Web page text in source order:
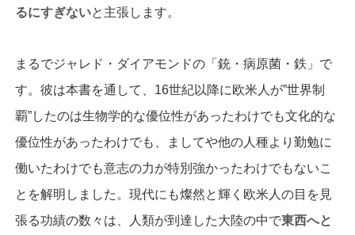
るにすぎないと主張します。
まるでジャレド・ダイアモンドの「銃・病原菌・鉄」で
す。彼は本書を通して、16世紀以降に欧米人が”世界制
覇”したのは生物学的な優位性があったわけでも文化的な
優位性があったわけでも、ましてや他の人種より勤勉に
働いたわけでも意志の力が特別強かったわけでもないこ
とを解明しました。現代にも燦然と輝く欧米人の目を見
張る功績の数々は、人類が到達した大陸の中で東西へと